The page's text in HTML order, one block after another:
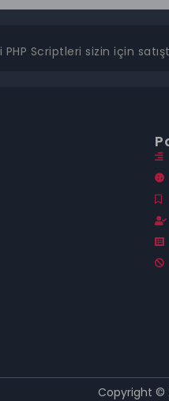
Scriptleri sizin için
Copyright ©